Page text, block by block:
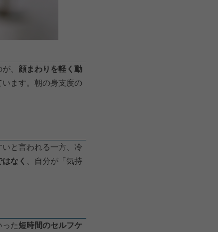
、 顔まわりを軽く動
ます。朝の身支度の
と言われる一方、冷
なく
、自分が「気持
た短時間のセルフケ